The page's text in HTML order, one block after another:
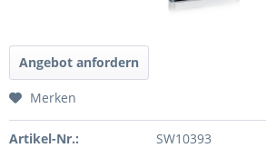
Angebot anfordern
Merken
Artikel-Nr.: SW10393